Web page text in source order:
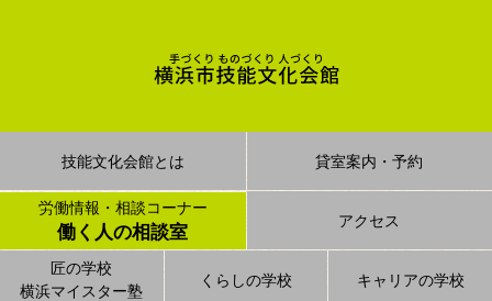
技能文化会館とは 貸室案内・予約
労働情報・相談コーナー
働く人の相談室
匠の学校
横浜マイスター塾
くらしの学校 キャリアの学校
アクセス